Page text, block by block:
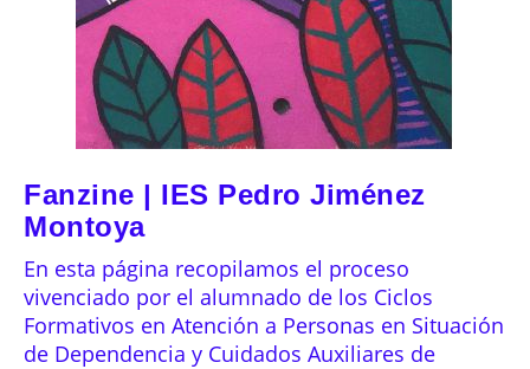
Fanzine | IES Pedro Jiménez
Montoya
En esta página recopilamos el proceso
vivenciado por el alumnado de los Ciclos
Formativos en Atención a Personas en Situación
de Dependencia y Cuidados Auxiliares de